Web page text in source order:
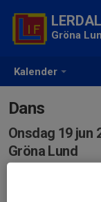
Kalender
Gröna
Dans
Onsdag 19 jun
Gröna Lund